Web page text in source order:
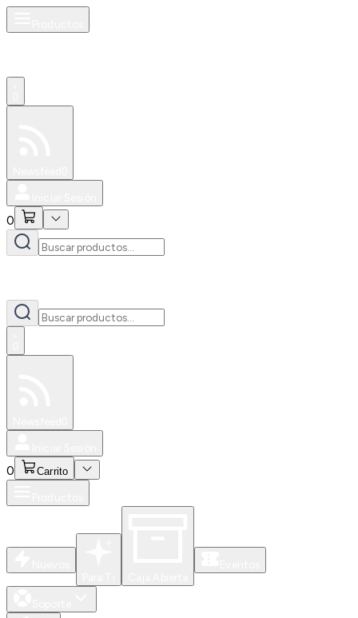
0
0 Carrito